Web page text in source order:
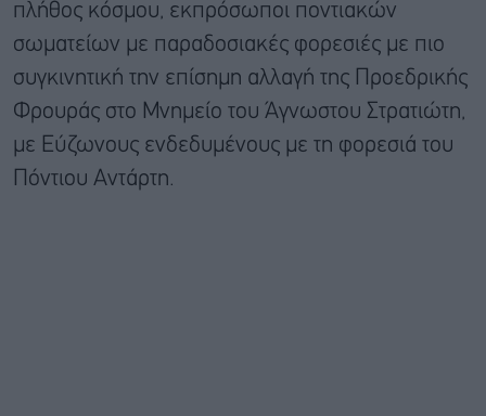
πλήθος κόσμου, εκπρόσωποι ποντιακών
σωματείων με παραδοσιακές φορεσιές με πιο
συγκινητική την επίσημη αλλαγή της Προεδρικής
Φρουράς στο Μνημείο του Άγνωστου Στρατιώτη,
με Εύζωνους ενδεδυμένους με τη φορεσιά του
Πόντιου Αντάρτη.